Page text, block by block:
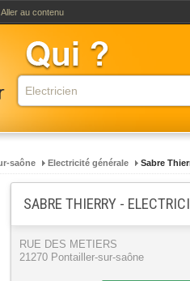
Aller au contenu
saône Electricité générale Sabre
SABRE THIERRY -
RUE DES METIERS
21270 Pontailler-sur-saône